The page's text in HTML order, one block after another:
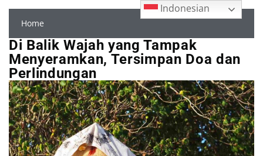
Home
Di Balik Wajah yang Tampak
Menyeramkan, Tersimpan Doa dan
Perlindungan
Indonesian